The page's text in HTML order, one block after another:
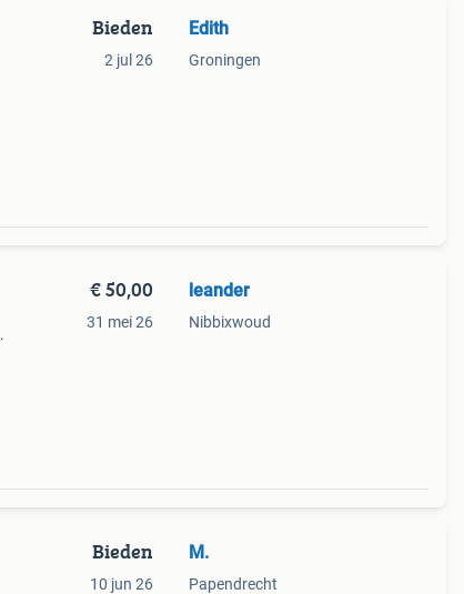
Bieden
2 jul 26
Edith
Groningen
€ 50,00
31 mei 26
leander
Nibbixwoud
Bieden
10 jun 26
M.
Papendrecht